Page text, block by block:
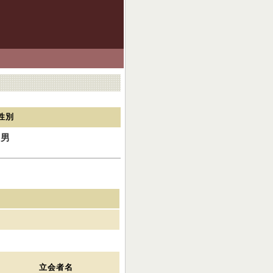
別
男
立会者名